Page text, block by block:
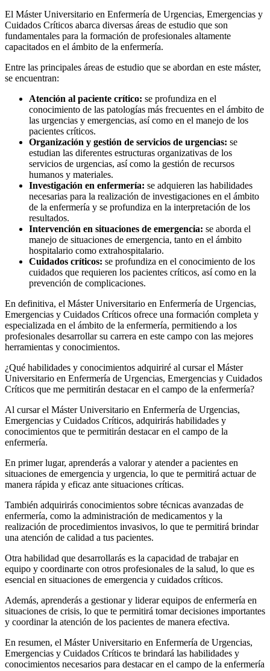
El Máster Universitario en Enfermería de Urgencias, Emergencias y
Cuidados Críticos abarca diversas áreas de estudio que son
fundamentales para la formación de profesionales altamente
capacitados en el ámbito de la enfermería.
Entre las principales áreas de estudio que se abordan en este máster,
se encuentran:
Atención al paciente crítico: se profundiza en el
conocimiento de las patologías más frecuentes en el ámbito de
las urgencias y emergencias, así como en el manejo de los
pacientes críticos.
Organización y gestión de servicios de urgencias: se
estudian las diferentes estructuras organizativas de los
servicios de urgencias, así como la gestión de recursos
humanos y materiales.
Investigación en enfermería: se adquieren las habilidades
necesarias para la realización de investigaciones en el ámbito
de la enfermería y se profundiza en la interpretación de los
resultados.
Intervención en situaciones de emergencia: se aborda el
manejo de situaciones de emergencia, tanto en el ámbito
hospitalario como extrahospitalario.
Cuidados críticos: se profundiza en el conocimiento de los
cuidados que requieren los pacientes críticos, así como en la
prevención de complicaciones.
En definitiva, el Máster Universitario en Enfermería de Urgencias,
Emergencias y Cuidados Críticos ofrece una formación completa y
especializada en el ámbito de la enfermería, permitiendo a los
profesionales desarrollar su carrera en este campo con las mejores
herramientas y conocimientos.
¿Qué habilidades y conocimientos adquiriré al cursar el Máster
Universitario en Enfermería de Urgencias, Emergencias y Cuidados
Críticos que me permitirán destacar en el campo de la enfermería?
Al cursar el Máster Universitario en Enfermería de Urgencias,
Emergencias y Cuidados Críticos, adquirirás habilidades y
conocimientos que te permitirán destacar en el campo de la
enfermería.
En primer lugar, aprenderás a valorar y atender a pacientes en
situaciones de emergencia y urgencia, lo que te permitirá actuar de
manera rápida y eficaz ante situaciones críticas.
También adquirirás conocimientos sobre técnicas avanzadas de
enfermería, como la administración de medicamentos y la
realización de procedimientos invasivos, lo que te permitirá brindar
una atención de calidad a tus pacientes.
Otra habilidad que desarrollarás es la capacidad de trabajar en
equipo y coordinarte con otros profesionales de la salud, lo que es
esencial en situaciones de emergencia y cuidados críticos.
Además, aprenderás a gestionar y liderar equipos de enfermería en
situaciones de crisis, lo que te permitirá tomar decisiones importantes
y coordinar la atención de los pacientes de manera efectiva.
En resumen, el Máster Universitario en Enfermería de Urgencias,
Emergencias y Cuidados Críticos te brindará las habilidades y
conocimientos necesarios para destacar en el campo de la enfermería